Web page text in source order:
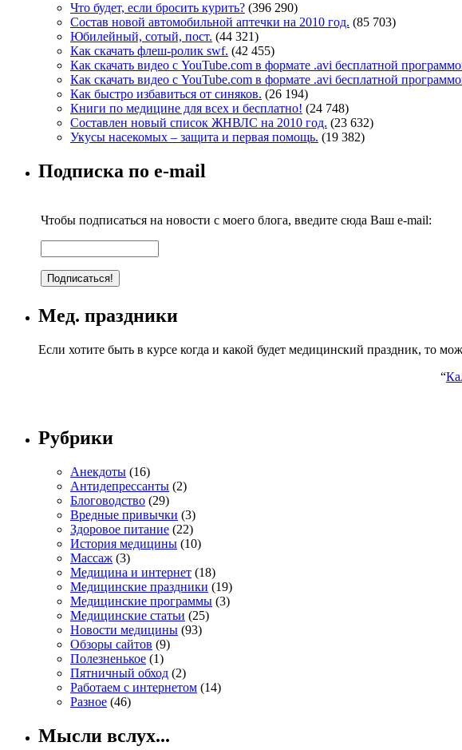
Что будет, если бросить курить? (396 290)
Состав новой автомобильной аптечки на 2010 год. (85 703)
Юбилейный, сотый, пост. (44 321)
Как скачать флеш-ролик swf. (42 455)
Как скачать видео с YouTube.com в формате .avi бесплатной
Как скачать видео с YouTube.com в формате .avi бесплатной
Как быстро избавиться от синяков. (26 194)
Книги по медицине для всех и бесплатно! (24 748)
Составлен новый список ЖНВЛС на 2010 год. (23 632)
Укусы насекомых – защита и первая помощь. (19 382)
Подписка по e-mail
Чтобы подписаться на новости с моего блога, введите сюда Ваш e-mail:
Мед. праздники
Если хотите быть в курсе когда и какой будет медицинский праздник, то
“
Рубрики
Анекдоты (16)
Антидепрессанты (2)
Блоговодство (29)
Вредные привычки (3)
Здоровое питание (22)
История медицины (10)
Массаж (3)
Медицина и интернет (18)
Медицинские праздники (19)
Медицинские программы (3)
Медицинские статьи (25)
Новости медицины (93)
Обзоры сайтов (9)
Полезненькое (1)
Пятничный обход (2)
Работаем с интернетом (14)
Разное (46)
Мысли вслух...